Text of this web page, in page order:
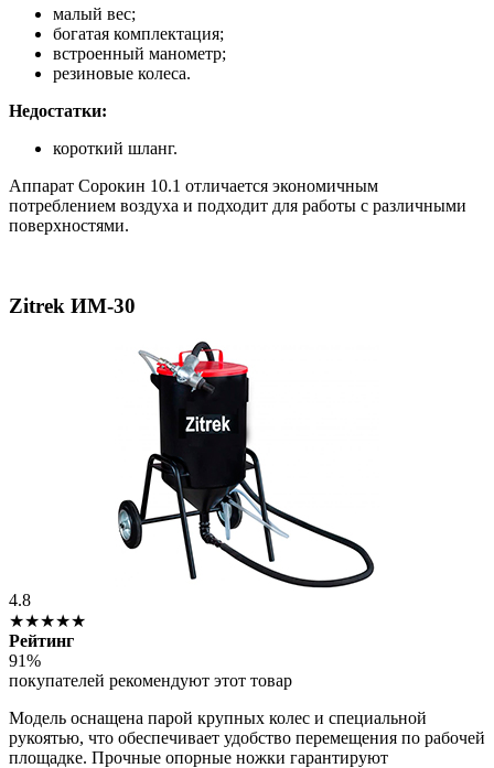
малый вес;
богатая комплектация;
встроенный манометр;
резиновые колеса.
Недостатки:
короткий шланг.
Аппарат Сорокин 10.1 отличается экономичным
потреблением воздуха и подходит для работы с различными
поверхностями.
Zitrek ИМ-30
4.8
★★★★★
Рейтинг
91%
покупателей рекомендуют этот товар
Модель оснащена парой крупных колес и специальной
рукоятью, что обеспечивает удобство перемещения по рабочей
площадке. Прочные опорные ножки гарантируют